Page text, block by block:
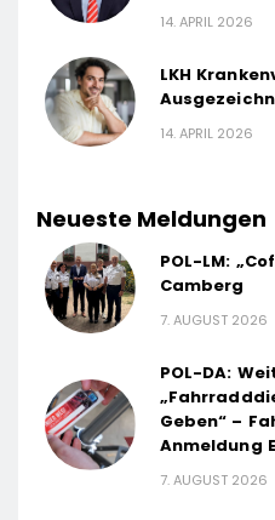
14. APRIL 2026
LKH
14. APRIL 2026
Neueste Meldungen
POL-LM:
Camberg
7. AUGUST 2026
POL-DA:
Geben“ –
Anmeldung
7. AUGUST 2026